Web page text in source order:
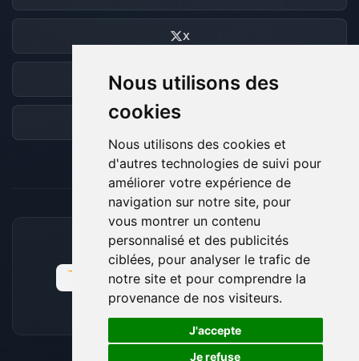
Nous utilisons des
cookies
Nous utilisons des cookies et
d'autres technologies de suivi pour
améliorer votre expérience de
navigation sur notre site, pour
vous montrer un contenu
personnalisé et des publicités
ciblées, pour analyser le trafic de
notre site et pour comprendre la
provenance de nos visiteurs.
J'accepte
Je refuse
X
Discord
Forum
MOYENS DE PAIEMENT ACCEPTÉS
🍪